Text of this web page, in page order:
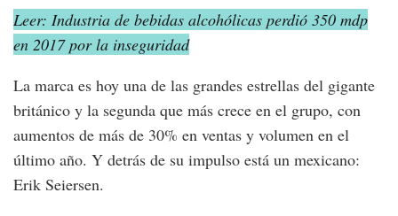
Leer: Industria de bebidas alcohólicas perdió 350 mdp
en 2017 por la inseguridad
La marca es hoy una de las grandes estrellas del gigante
británico y la segunda que más crece en el grupo, con
aumentos de más de 30% en ventas y volumen en el
último año. Y detrás de su impulso está un mexicano:
Erik Seiersen.